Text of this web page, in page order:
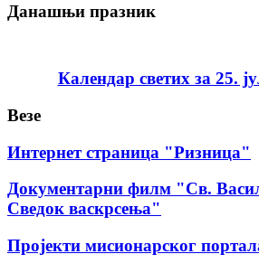
Данашњи празник
Календар светих за 25.
Везе
Интернет страница "Ризница"
Документарни филм "Св.
Сведок васкрсења"
Пројекти мисионарског